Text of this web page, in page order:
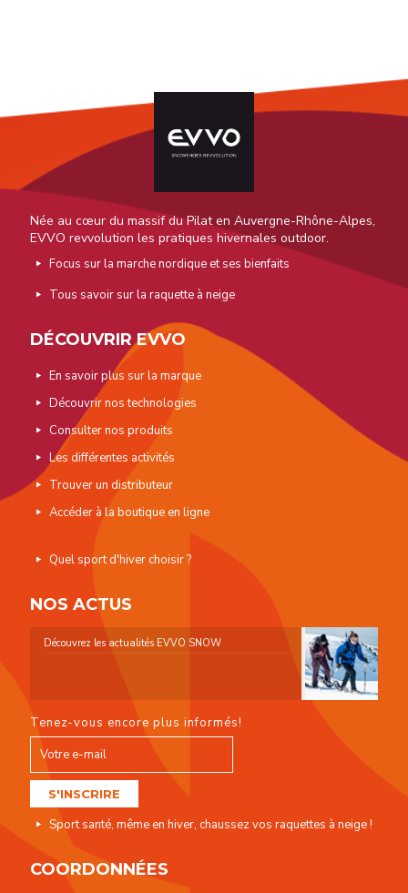
Née au cœur du massif du Pilat en Auvergne-Rhône-Alpes,
EVVO revvolution les pratiques hivernales outdoor.
Focus sur la marche nordique et ses bienfaits
Tous savoir sur la raquette à neige
DÉCOUVRIR EVVO
En savoir plus sur la marque
Découvrir nos technologies
Consulter nos produits
Les différentes activités
Trouver un distributeur
Accéder à la boutique en ligne
Quel sport d'hiver choisir ?
NOS ACTUS
Découvrez les actualités EVVO SNOW
Tenez-vous encore plus informés!
Sport santé, même en hiver, chaussez vos raquettes à neige !
COORDONNÉES